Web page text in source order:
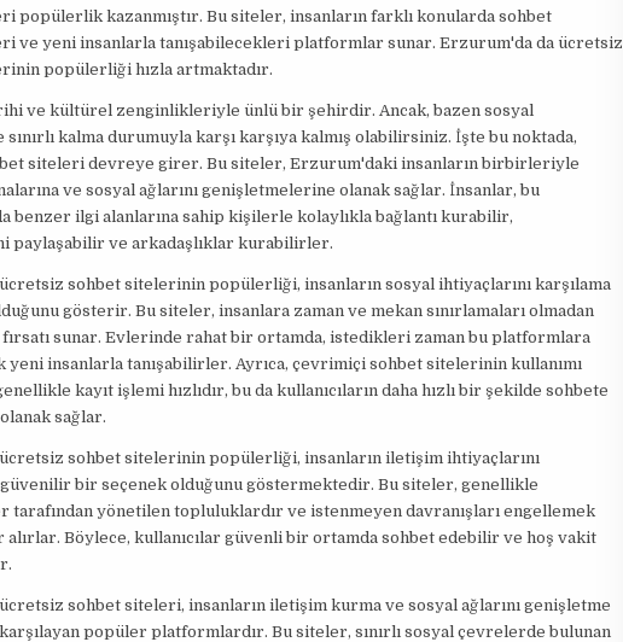
popülerlik kazanmıştır. Bu siteler, insanların farklı konularda sohbet
ve yeni insanlarla tanışabilecekleri platformlar sunar. Erzurum'da da ücretsiz
popülerliği hızla artmaktadır.
ve kültürel zenginlikleriyle ünlü bir şehirdir. Ancak, bazen sosyal
kalma durumuyla karşı karşıya kalmış olabilirsiniz. İşte bu noktada,
siteleri devreye girer. Bu siteler, Erzurum'daki insanların birbirleriyle
ve sosyal ağlarını genişletmelerine olanak sağlar. İnsanlar, bu
benzer ilgi alanlarına sahip kişilerle kolaylıkla bağlantı kurabilir,
paylaşabilir ve arkadaşlıklar kurabilirler.
sohbet sitelerinin popülerliği, insanların sosyal ihtiyaçlarını karşılama
gösterir. Bu siteler, insanlara zaman ve mekan sınırlamaları olmadan
sunar. Evlerinde rahat bir ortamda, istedikleri zaman bu platformlara
yeni insanlarla tanışabilirler. Ayrıca, çevrimiçi sohbet sitelerinin kullanımı
kayıt işlemi hızlıdır, bu da kullanıcıların daha hızlı bir şekilde sohbete
sağlar.
sohbet sitelerinin popülerliği, insanların iletişim ihtiyaçlarını
güvenilir bir seçenek olduğunu göstermektedir. Bu siteler, genellikle
tarafından yönetilen topluluklardır ve istenmeyen davranışları engellemek
Böylece, kullanıcılar güvenli bir ortamda sohbet edebilir ve hoş vakit
sohbet siteleri, insanların iletişim kurma ve sosyal ağlarını genişletme
popüler platformlardır. Bu siteler, sınırlı sosyal çevrelerde bulunan